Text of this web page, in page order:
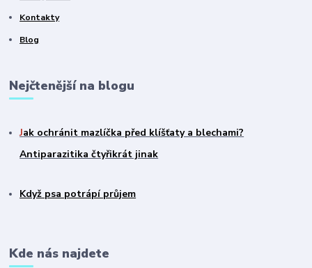
Kontakty
Blog
Nejčtenější na blogu
Jak ochránit mazlíčka před klíšťaty a blechami?
Antiparazitika čtyřikrát jinak
Když psa potrápí průjem
Kde nás najdete